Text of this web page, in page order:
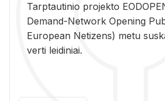
Tarp­tau­ti­nio pro­jek­to
De­mand-Ne­twork Ope­ning
Eu­ro­pe­an Ne­ti­zens) metu
ver­ti lei­di­niai.